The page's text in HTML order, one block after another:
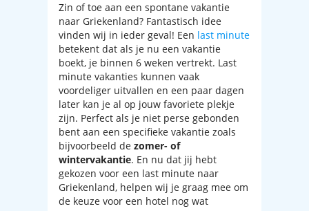
Zin of toe aan een spontane vakantie
naar Griekenland? Fantastisch idee
vinden wij in ieder geval! Een last minute
betekent dat als je nu een vakantie
boekt, je binnen 6 weken vertrekt. Last
minute vakanties kunnen vaak
voordeliger uitvallen en een paar dagen
later kan je al op jouw favoriete plekje
zijn. Perfect als je niet perse gebonden
bent aan een specifieke vakantie zoals
bijvoorbeeld de zomer- of
wintervakantie. En nu dat jij hebt
gekozen voor een last minute naar
Griekenland, helpen wij je graag mee om
de keuze voor een hotel nog wat